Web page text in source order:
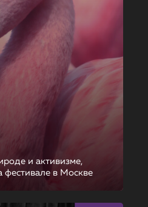
и активизме,
фестивале в Москве